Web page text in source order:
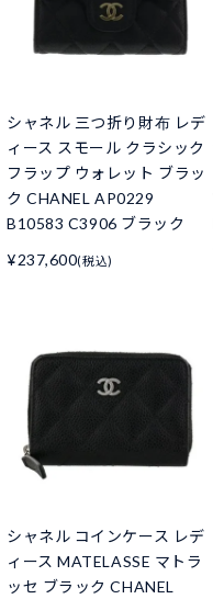
シャネル 三つ折り財布 レデ
ィース スモール クラシック
フラップ ウォレット ブラッ
ク CHANEL AP0229
B10583 C3906 ブラック
¥237,600(税込)
シャネル コインケース レデ
ィース MATELASSE マトラ
ッセ ブラック CHANEL